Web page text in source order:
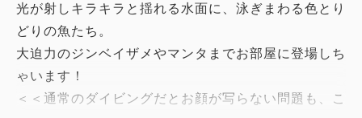
光が射しキラキラと揺れる水面に、泳ぎまわる色とり
どりの魚たち。
大迫力のジンベイザメやマンタまでお部屋に登場しち
ゃいます！
＜＜通常のダイビングだとお顔が写らない問題も、こ